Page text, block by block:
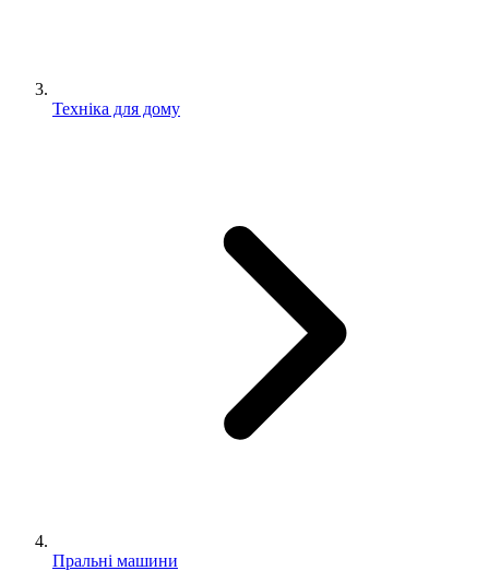
Техніка для дому
Пральні машини